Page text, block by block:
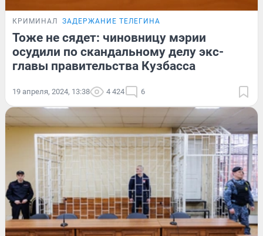
КРИМИНАЛ ЗАДЕРЖАНИЕ ТЕЛЕГИНА
Тоже не сядет: чиновницу мэрии
осудили по скандальному делу экс-
главы правительства Кузбасса
19 апреля, 2024, 13:38 4 424 6